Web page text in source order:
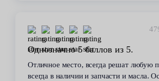
Однозначно 5 баллов из 5.
Отличное место, всегда решат любую
всегда в наличии и запчасти и масла.